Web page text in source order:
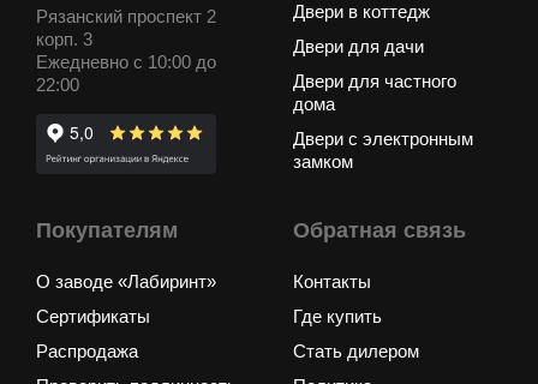
Рязанский проспект 2
корп. 3
Ежедневно с 10:00 до
22:00
Двери в коттедж
Двери для дачи
Двери для частного
дома
Двери с электронным
замком
Покупателям
О заводе «Лабиринт»
Сертификаты
Распродажа
Обратная связь
Контакты
Где купить
Стать дилером